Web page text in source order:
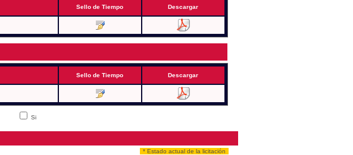
Sello de Tiempo Descargar
Sello de Tiempo Descargar
Si
* Estado actual de la licitación